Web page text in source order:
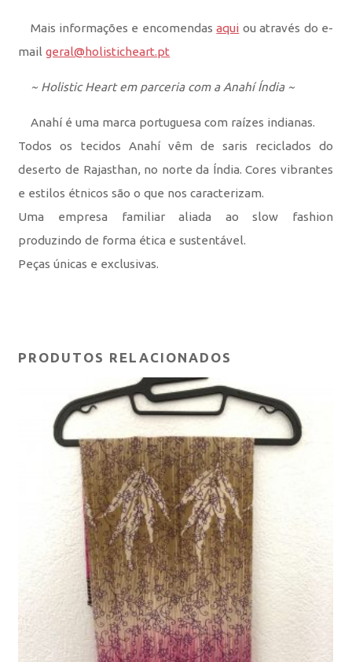
Mais informações e encomendasaqui ou através do e-
mailgeral@holisticheart.pt
~ Holistic Heart em parceria com a Anahí Índia ~
Anahí é uma marca portuguesa com raízes indianas.
Todos os tecidos Anahí vêm de saris reciclados do
deserto de Rajasthan, no norte da Índia. Cores vibrantes
e estilos étnicos são o que nos caracterizam.
Uma empresa familiar aliada ao slow fashion
produzindo de forma ética e sustentável.
Peças únicas e exclusivas.
PRODUTOS RELACIONADOS